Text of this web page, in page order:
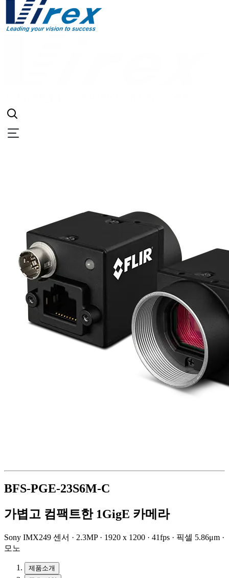
BFS-PGE-23S6M-C
가볍고 컴팩트한 1GigE 카메라
Sony IMX249 센서 · 2.3MP · 1920 x 1200 · 41fps · 픽셀 5.86μm ·
모노
제품소개